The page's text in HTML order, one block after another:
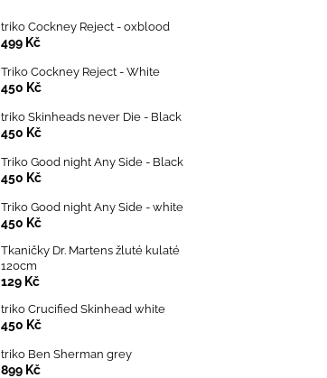
triko Cockney Reject - oxblood
499 Kč
Triko Cockney Reject - White
450 Kč
triko Skinheads never Die - Black
450 Kč
Triko Good night Any Side - Black
450 Kč
Triko Good night Any Side - white
450 Kč
Tkaničky Dr. Martens žluté kulaté
120cm
129 Kč
triko Crucified Skinhead white
450 Kč
triko Ben Sherman grey
899 Kč